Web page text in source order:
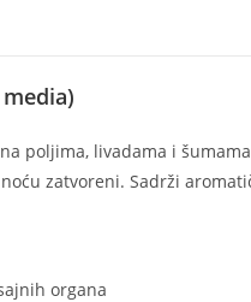
poljima, livadama i
zatvoreni. Sadrži
organa